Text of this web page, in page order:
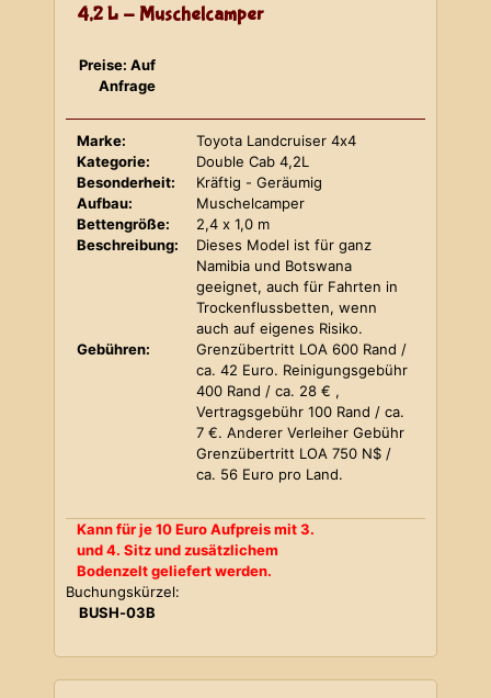
4,2 L - Muschelcamper
Preise: Auf
Anfrage
Marke:
Toyota Landcruiser 4x4
Kategorie:
Double Cab 4,2L
Besonderheit:
Kräftig - Geräumig
Aufbau:
Muschelcamper
Bettengröße:
2,4 x 1,0 m
Beschreibung:
Dieses Model ist für ganz
Namibia und Botswana
geeignet, auch für Fahrten in
Trockenflussbetten, wenn
auch auf eigenes Risiko.
Gebühren:
Grenzübertritt LOA 600 Rand /
ca. 42 Euro. Reinigungsgebühr
400 Rand / ca. 28 € ,
Vertragsgebühr 100 Rand / ca.
7 €. Anderer Verleiher Gebühr
Grenzübertritt LOA 750 N$ /
ca. 56 Euro pro Land.
Kann für je 10 Euro Aufpreis mit 3.
und 4. Sitz und zusätzlichem
Bodenzelt geliefert werden.
Buchungskürzel:
BUSH-03B